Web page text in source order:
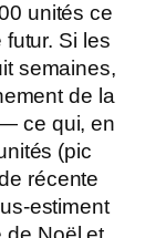
unités ce
Si les
semaines,
de la
ce qui, en
(pic
récente
estiment